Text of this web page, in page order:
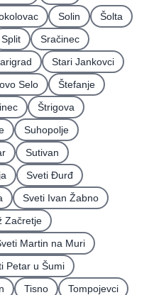
Solin
Šolta
Split
Sračinec
Stari Jankovci
Selo
Štefanje
Štrigova
Suhopolje
Sutivan
Sveti Ðurđ
Sveti Ivan Žabno
Začretje
Martin na Muri
Petar u Šumi
Tisno
Tompojevci